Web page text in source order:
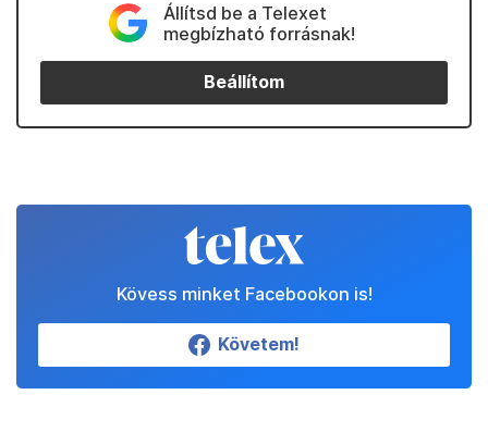
Állítsd be a Telexet
megbízható forrásnak!
Beállítom
Kövess minket Facebookon is!
Követem!